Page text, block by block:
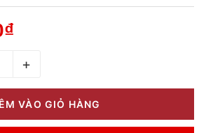
+
VÀO GIỎ HÀNG